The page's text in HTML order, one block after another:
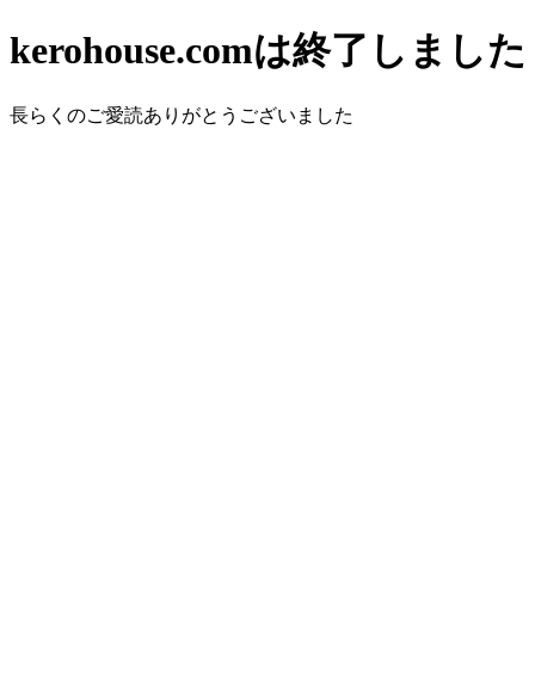
kerohouse.comは終了しました
長らくのご愛読ありがとうございました